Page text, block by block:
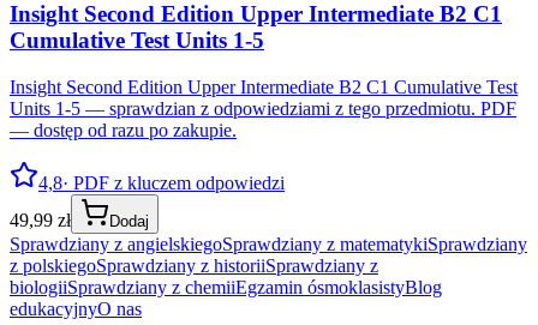
Insight Second Edition Upper Intermediate B2 C1
Cumulative Test Units 1-5
Insight Second Edition Upper Intermediate B2 C1 Cumulative Test
Units 1-5 — sprawdzian z odpowiedziami z tego przedmiotu. PDF
— dostęp od razu po zakupie.
4,8· PDF z kluczem odpowiedzi
49,99 zł
Dodaj
Sprawdziany z angielskiegoSprawdziany z matematykiSprawdziany
z polskiegoSprawdziany z historiiSprawdziany z
biologiiSprawdziany z chemiiEgzamin ósmoklasistyBlog
edukacyjnyO nas